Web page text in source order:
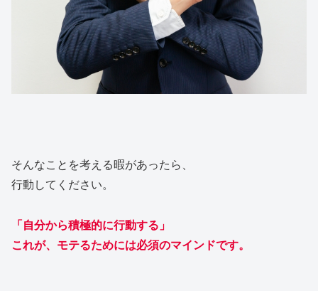
そんなことを考える暇があったら、
行動してください。
「自分から積極的に行動する」
これが、モテるためには必須のマインドです。